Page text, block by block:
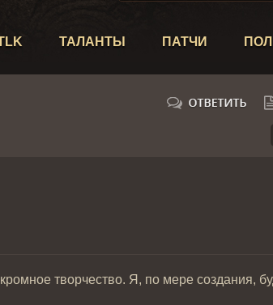
ТАЛАНТЫ ПАТЧИ
творчество. Я, по мере создания,